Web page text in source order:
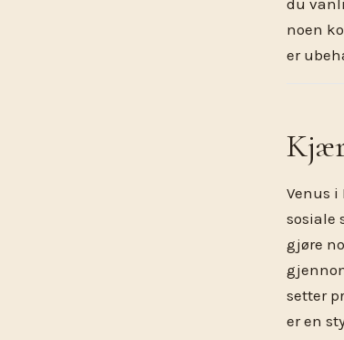
du
noen
er
Venus
sosiale
gjøre
setter
er en